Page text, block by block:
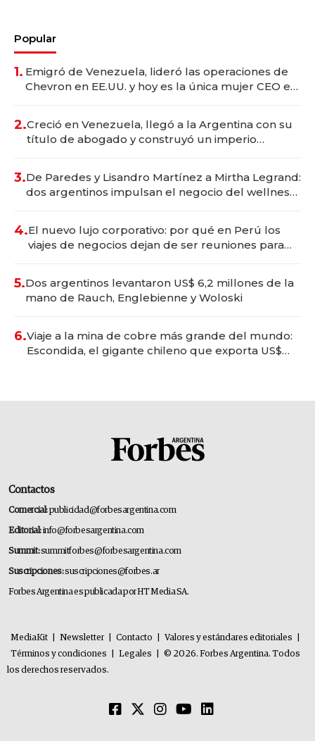
Popular
1. Emigró de Venezuela, lideró las operaciones de
Chevron en EE.UU. y hoy es la única mujer CEO en
2.Creció en Venezuela, llegó a la Argentina con su
título de abogado y construyó un imperio
3.De Paredes y Lisandro Martínez a Mirtha Legrand:
dos argentinos impulsan el negocio del wellness
4.El nuevo lujo corporativo: por qué en Perú los
viajes de negocios dejan de ser reuniones para
5.Dos argentinos levantaron US$ 6,2 millones de la
mano de Rauch, Englebienne y Woloski
6.Viaje a la mina de cobre más grande del mundo:
Escondida, el gigante chileno que exporta US$
Contactos
Comercial:publicidad@forbesargentina.com
Editorial:info@forbesargentina.com
Summit:summitforbes@forbesargentina.com
Suscripciones:suscripciones@forbes.ar
Forbes Argentina es publicada por HT Media SA.
MediaKit Newsletter Contacto Valores y estándares editoriales
Términos y condiciones
Legales
© 2026. Forbes Argentina. Todos
los derechos reservados.